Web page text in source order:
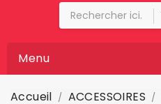
Menu
Accueil ACCESSOIRES